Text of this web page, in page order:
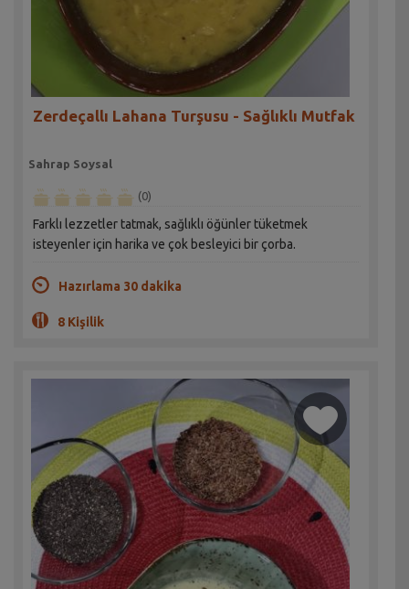
Zerdeçallı Lahana Turşusu - Sağlıklı Mutfak
Sahrap Soysal
(0)
Farklı lezzetler tatmak, sağlıklı öğünler tüketmek
isteyenler için harika ve çok besleyici bir çorba.
Hazırlama 30 dakika
8 Kişilik